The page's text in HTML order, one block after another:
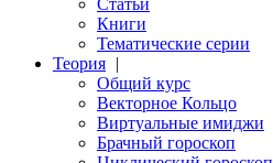
Статьи
Книги
Тематические серии
Теория |
Общий курс
Векторное Кольцо
Виртуальные имиджи
Брачный гороскоп